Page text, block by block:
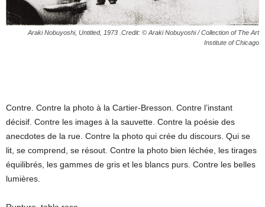
Araki Nobuyoshi, Untitled, 1973 .Credit: © Araki Nobuyoshi / Collection of The Art
Institute of Chicago
Contre. Contre la photo à la Cartier-Bresson. Contre l’instant
décisif. Contre les images à la sauvette. Contre la poésie des
anecdotes de la rue. Contre la photo qui crée du discours. Qui se
lit, se comprend, se résout. Contre la photo bien léchée, les tirages
équilibrés, les gammes de gris et les blancs purs. Contre les belles
lumières.